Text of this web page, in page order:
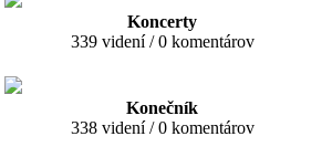
Koncerty
339 videní / 0 komentárov
Konečník
338 videní / 0 komentárov